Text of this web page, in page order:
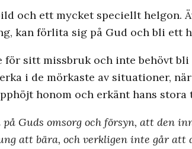
och ett mycket speciellt helgon.
kan förlita sig på Gud och bli ett
sitt missbruk och inte behövt bli
i de mörkaste av situationer,
honom och erkänt hans stora
Guds omsorg och försyn, att den
att bära, och verkligen inte går att